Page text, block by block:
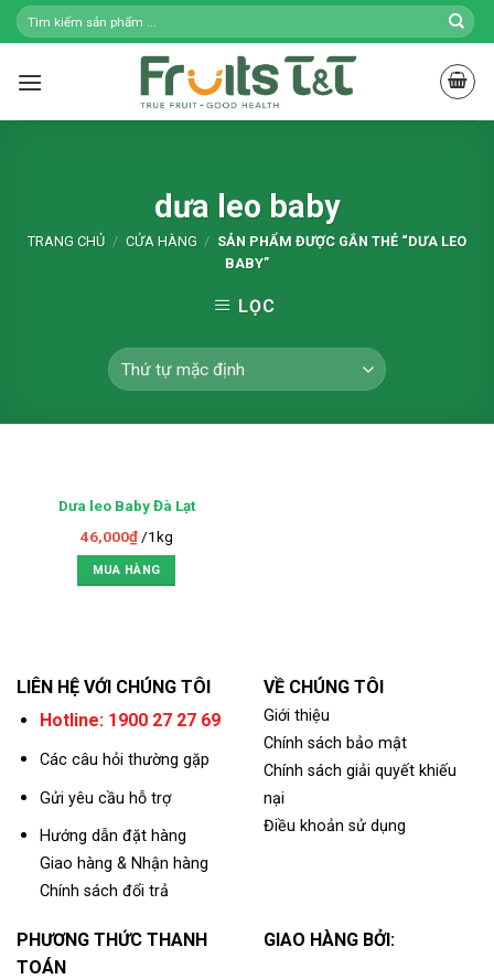
Skip
to
dưa leo baby
TRANG CHỦ / CỬA HÀNG / SẢN PHẨM ĐƯỢC GẮN THẺ “DƯA LEO
BABY”
LỌC
Dưa leo Baby Đà Lạt
46,000₫/1kg
MUA HÀNG
LIÊN HỆ VỚI CHÚNG TÔI
Hotline: 1900 27 27 69
Các câu hỏi thường gặp
Gửi yêu cầu hỗ trợ
Hướng dẫn đặt hàng
Giao hàng & Nhận hàng
Chính sách đổi trả
VỀ CHÚNG TÔI
Giới thiệu
Chính sách bảo mật
Chính sách giải quyết khiếu
nại
Điều khoản sử dụng
PHƯƠNG THỨC THANH
TOÁN
GIAO HÀNG BỞI: